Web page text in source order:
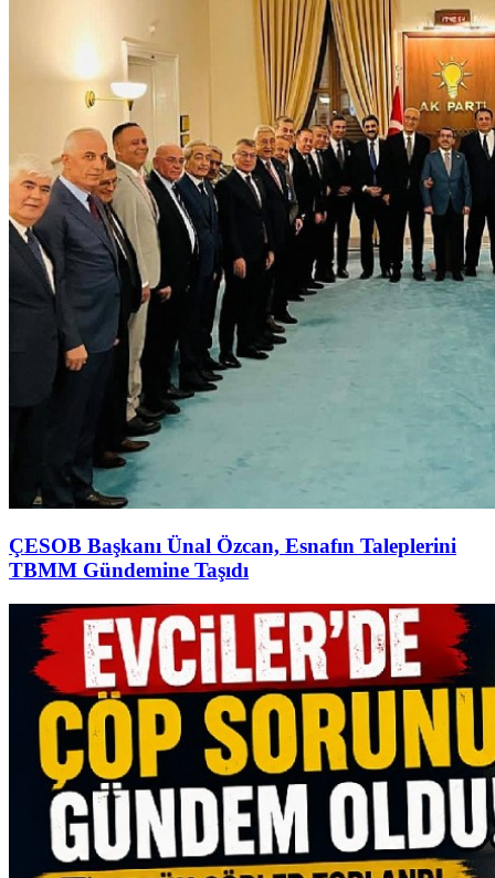
ÇESOB Başkanı Ünal Özcan, Esnafın Taleplerini
TBMM Gündemine Taşıdı